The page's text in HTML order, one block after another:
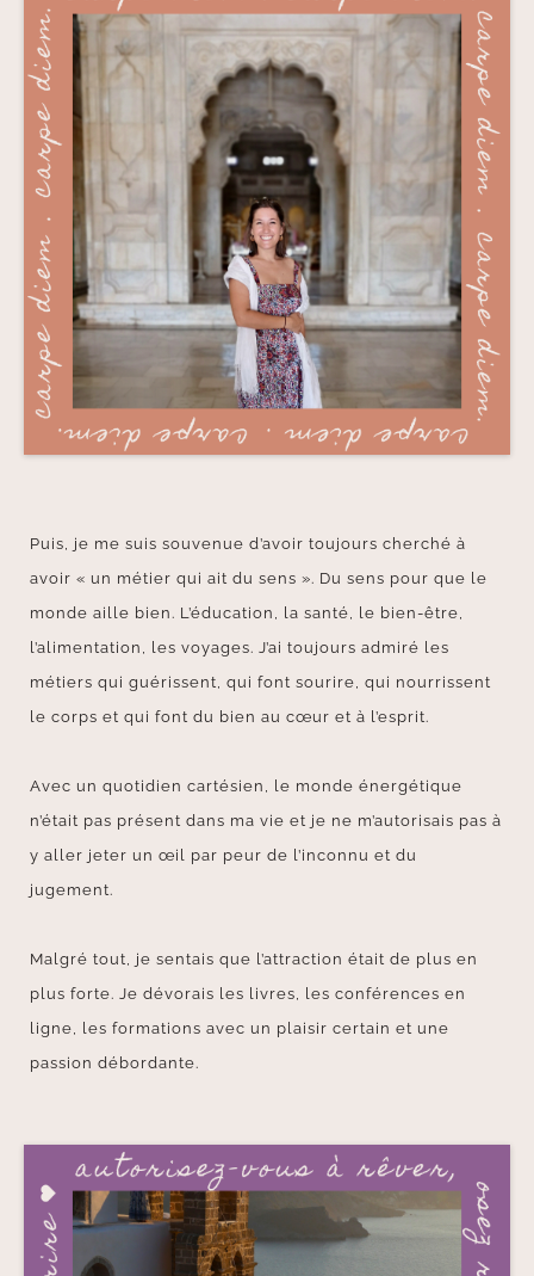
Puis, je me suis souvenue d’avoir toujours cherché à
avoir « un métier qui ait du sens ». Du sens pour que le
monde aille bien. L’éducation, la santé, le bien-être,
l’alimentation, les voyages. J’ai toujours admiré les
métiers qui guérissent, qui font sourire, qui nourrissent
le corps et qui font du bien au cœur et à l’esprit.
Avec un quotidien cartésien, le monde énergétique
n’était pas présent dans ma vie et je ne m’autorisais pas à
y aller jeter un œil par peur de l’inconnu et du
jugement.
Malgré tout, je sentais que l’attraction était de plus en
plus forte. Je dévorais les livres, les conférences en
ligne, les formations avec un plaisir certain et une
passion débordante.